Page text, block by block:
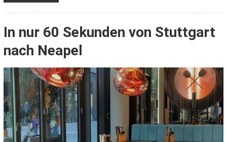
In nur 60 Sekunden von Stuttgart
nach Neapel